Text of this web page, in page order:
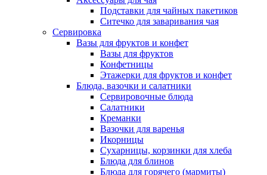
Подставки для чайных пакетиков
Ситечко для заваривания чая
Сервировка
Вазы для фруктов и конфет
Вазы для фруктов
Конфетницы
Этажерки для фруктов и конфет
Блюда, вазочки и салатники
Сервировочные блюда
Салатники
Креманки
Вазочки для варенья
Икорницы
Сухарницы, корзинки для хлеба
Блюда для блинов
Блюда для горячего (мармиты)